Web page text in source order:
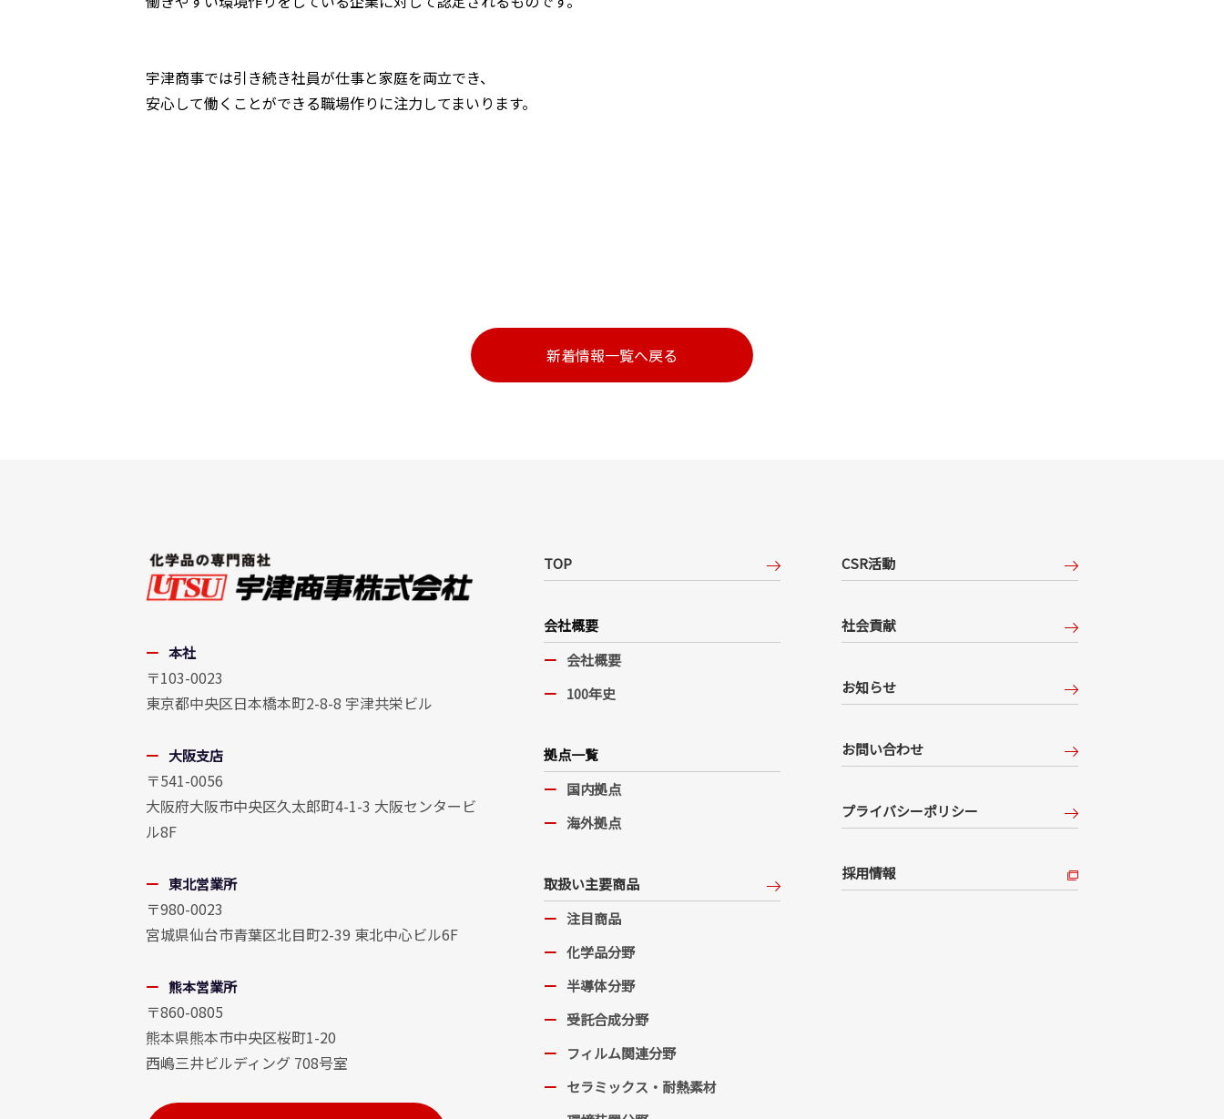
宇津商事では引き続き社員が仕事と家庭を両立でき、
安心して働くことができる職場作りに注力してまいります。
新着情報一覧へ戻る
本社
〒103-0023
東京都中央区日本橋本町2-8-8 宇津共栄ビル
大阪支店
〒541-0056
大阪府大阪市中央区久太郎町4-1-3 大阪センタービ
ル8F
東北営業所
〒980-0023
宮城県仙台市青葉区北目町2-39 東北中心ビル6F
熊本営業所
〒860-0805
熊本県熊本市中央区桜町1-20
西嶋三井ビルディング 708号室
TOP
会社概要
会社概要
100年史
拠点一覧
国内拠点
海外拠点
取扱い主要商品
注目商品
化学品分野
半導体分野
受託合成分野
フィルム関連分野
セラミックス・耐熱素材
CSR活動
社会貢献
お知らせ
お問い合わせ
プライバシーポリシー
採用情報